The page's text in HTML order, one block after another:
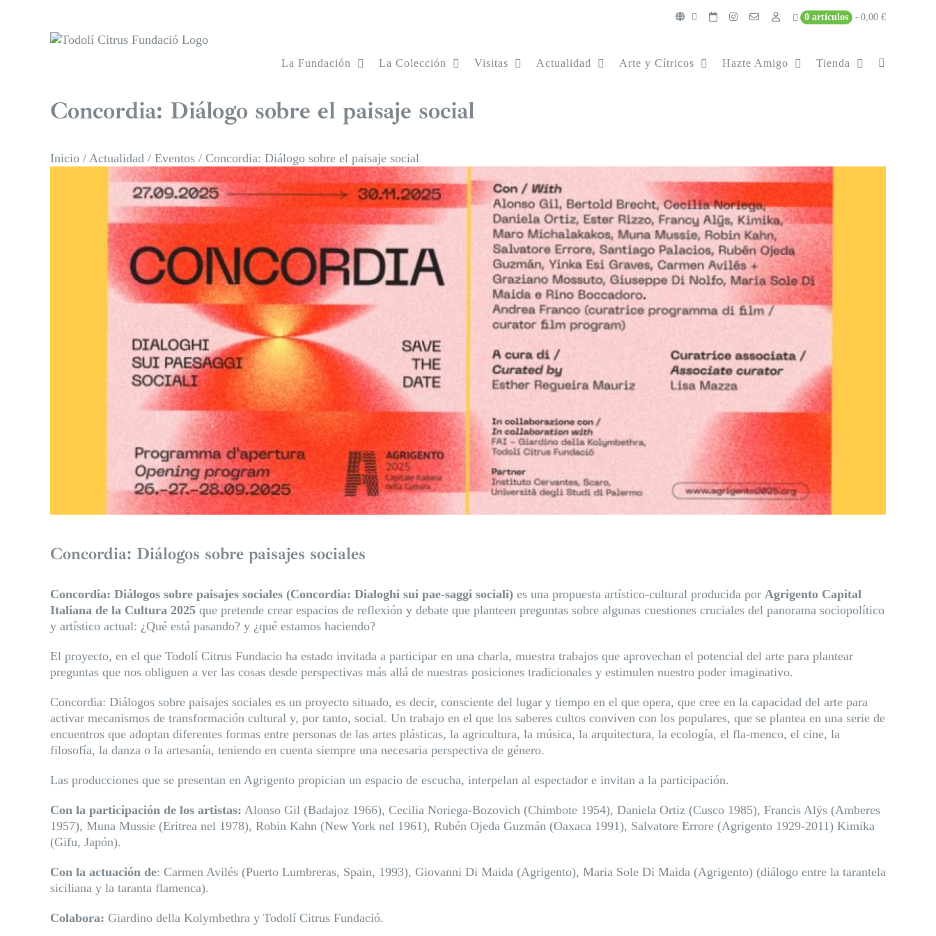
0 artículos 0,00 €
La Fundación La Colección Visitas Actualidad Arte y Cítricos Hazte Amigo Tienda
Concordia: Diálogo sobre el paisaje social
Inicio / Actualidad / Eventos / Concordia: Diálogo sobre el paisaje social
Concordia: Diálogos sobre paisajes sociales
Concordia: Diálogos sobre paisajes sociales (Concordia: Dialoghi sui pae-saggi sociali) es una propuesta artístico-cultural producida por Agrigento Capital
Italiana de la Cultura 2025que pretende crear espacios de reflexión y debate que planteen preguntas sobre algunas cuestiones cruciales del panorama sociopolítico
y artístico actual: ¿Qué está pasando? y ¿qué estamos haciendo?
El proyecto, en el que Todolí Citrus Fundacio ha estado invitada a participar en una charla, muestra trabajos que aprovechan el potencial del arte para plantear
preguntas que nos obliguen a ver las cosas desde perspectivas más allá de nuestras posiciones tradicionales y estimulen nuestro poder imaginativo.
Concordia: Diálogos sobre paisajes sociales es un proyecto situado, es decir, consciente del lugar y tiempo en el que opera, que cree en la capacidad del arte para
activar mecanismos de transformación cultural y, por tanto, social. Un trabajo en el que los saberes cultos conviven con los populares, que se plantea en una serie de
encuentros que adoptan diferentes formas entre personas de las artes plásticas, la agricultura, la música, la arquitectura, la ecología, el fla-menco, el cine, la
filosofía, la danza o la artesanía, teniendo en cuenta siempre una necesaria perspectiva de género.
Las producciones que se presentan en Agrigento propician un espacio de escucha, interpelan al espectador e invitan a la participación.
Con la participación de los artistas: Alonso Gil (Badajoz 1966), Cecilia Noriega-Bozovich (Chimbote1954), Daniela Ortiz (Cusco 1985), Francis Alÿs (Amberes
1957), Muna Mussie (Eritrea nel 1978), Robin Kahn (New York nel 1961), Rubén Ojeda Guzmán (Oaxaca 1991), Salvatore Errore (Agrigento 1929-2011) Kimika
(Gifu, Japón).
Con la actuación de: Carmen Avilés (Puerto Lumbreras, Spain, 1993), Giovanni Di Maida (Agrigento), Maria Sole Di Maida (Agrigento) (diálogo entre la tarantela
siciliana y la taranta flamenca).
Colabora: Giardino della Kolymbethray Todolí Citrus Fundació.